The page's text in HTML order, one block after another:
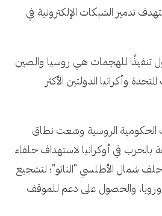
تدمير الشبكات الإلكترونية في
تنفيذًا للهجمات هي روسيا والصين
وأكرانيا الدولتين الأكثر
الحكومية الروسية وسّعت نطاق
بالحرب في أوكرانيا لاستهداف حلفاء
شمال الأطلسي "الناتو"؛ لتشجيع
والحصول على دعم للموقف